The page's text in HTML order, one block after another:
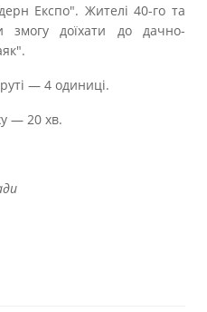
Експо". Жителі 40-го та
змогу доїхати до дачно-
— 4 одиниці.
— 20 хв.